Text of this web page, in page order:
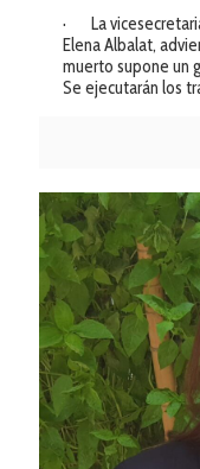
· La
Elena Albalat,
muerto supone un
Se ejecutarán los